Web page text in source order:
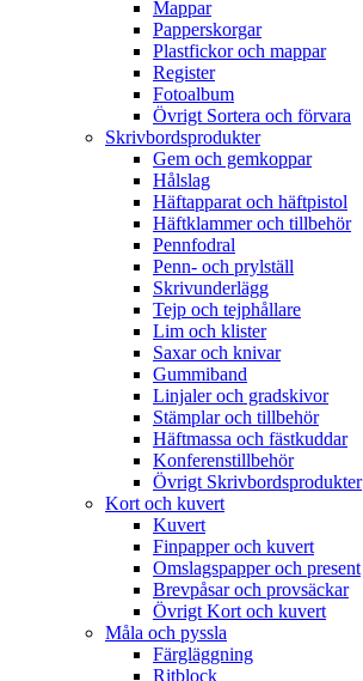
Mappar
Papperskorgar
Plastfickor och mappar
Register
Fotoalbum
Övrigt Sortera och förvara
Skrivbordsprodukter
Gem och gemkoppar
Hålslag
Häftapparat och häftpistol
Häftklammer och tillbehör
Pennfodral
Penn- och prylställ
Skrivunderlägg
Tejp och tejphållare
Lim och klister
Saxar och knivar
Gummiband
Linjaler och gradskivor
Stämplar och tillbehör
Häftmassa och fästkuddar
Konferenstillbehör
Övrigt Skrivbordsprodukter
Kort och kuvert
Kuvert
Finpapper och kuvert
Omslagspapper och present
Brevpåsar och provsäckar
Övrigt Kort och kuvert
Måla och pyssla
Färgläggning
Ritblock